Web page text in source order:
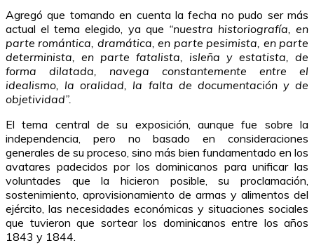
Agregó que tomando en cuenta la fecha no pudo ser más
actual el tema elegido, ya que “nuestra historiografía, en
parte romántica, dramática, en parte pesimista, en parte
determinista, en parte fatalista, isleña y estatista, de
forma dilatada, navega constantemente entre el
idealismo, la oralidad, la falta de documentación y de
objetividad”.
El tema central de su exposición, aunque fue sobre la
independencia, pero no basado en consideraciones
generales de su proceso, sino más bien fundamentado en los
avatares padecidos por los dominicanos para unificar las
voluntades que la hicieron posible, su proclamación,
sostenimiento, aprovisionamiento de armas y alimentos del
ejército, las necesidades económicas y situaciones sociales
que tuvieron que sortear los dominicanos entre los años
1843 y 1844.